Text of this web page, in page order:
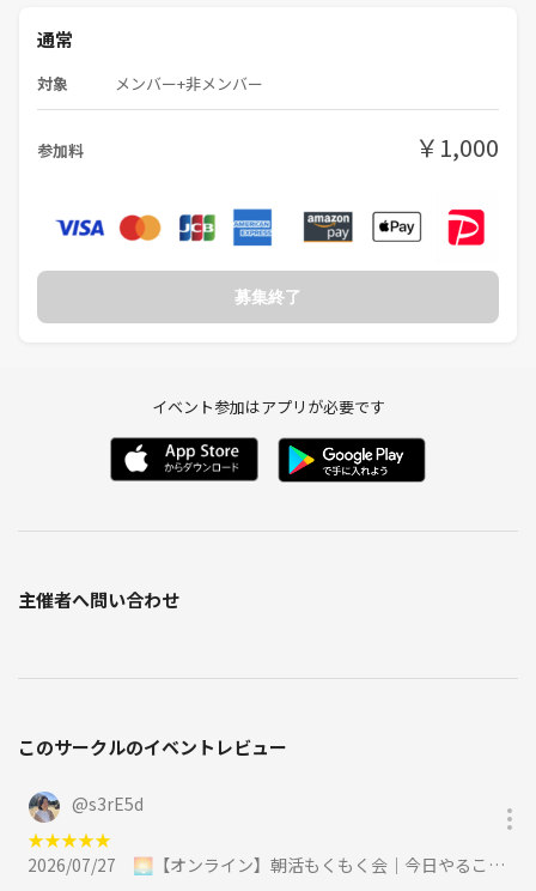
・ご自身が主催するイベントやサービスへの過度な勧誘
・他の参加者への迷惑行為、ハラスメント行為
上記に該当すると判断した場合は、運営の判断で退出をお願いする場合
なお、その際の返金はいたしかねますのでご了承ください。
・勉強や開発を習慣化したい方
・集中できる環境が欲しい方
・副業や個人開発を進めたい方
通常
対象 メンバー+非メンバー
参加料 ￥1,000
募集終了
イベント参加はアプリが必要です
主催者へ問い合わせ
このサークルのイベントレビュー
@s3rE5d
★★★★★
2026/07/27
🌅【オンライン】朝活もくもく会｜今日やることを宣言して集中する90分に参加